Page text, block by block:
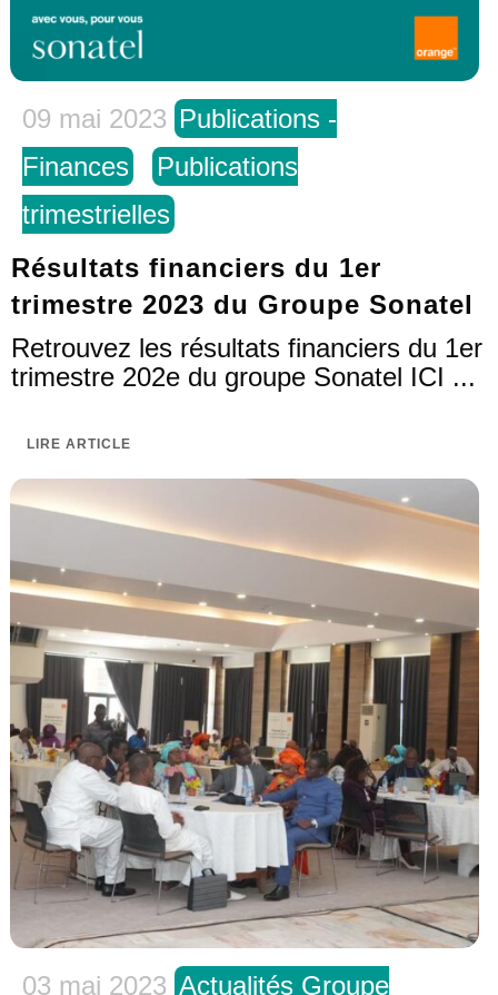
09 mai 2023 Publications -
Finances
Publications
trimestrielles
Résultats financiers du 1er
trimestre 2023 du Groupe Sonatel
Retrouvez les résultats financiers du 1er
trimestre 202e du groupe Sonatel ICI ...
LIRE ARTICLE
03 mai 2023 Actualités Groupe